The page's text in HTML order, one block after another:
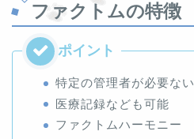
ファクトムの特徴
特定の管理者が必要ない
医療記録なども可能
ファクトムハーモニー